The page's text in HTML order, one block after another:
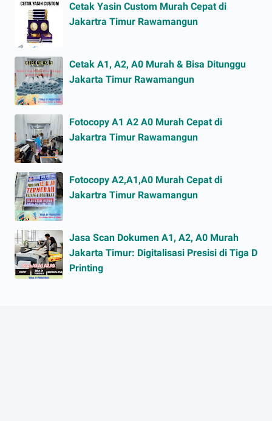
Cetak Yasin Custom Murah Cepat di
Jakartra Timur Rawamangun
Cetak A1, A2, A0 Murah & Bisa Ditunggu
Jakarta Timur Rawamangun
Fotocopy A1 A2 A0 Murah Cepat di
Jakartra Timur Rawamangun
Fotocopy A2,A1,A0 Murah Cepat di
Jakartra Timur Rawamangun
Jasa Scan Dokumen A1, A2, A0 Murah
Jakarta Timur: Digitalisasi Presisi di Tiga D
Printing